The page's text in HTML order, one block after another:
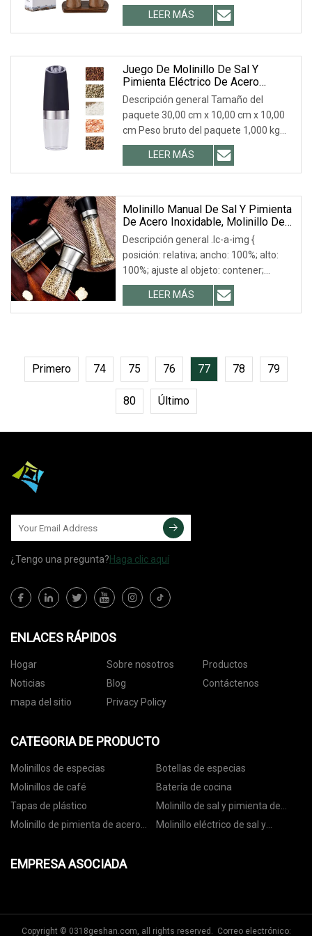
P1: ¿Es usted un comerciante o
fabricante? Somos una fábrica y
empresa comercial. P2: ¿Podemos
productos?
LEER MÁS
Juego De Molinillo De Sal Y
Pimienta Eléctrico De Acero
Inoxidable Con Luz LED,
Automático, De Grosor Ajustable
Por Gravedad.
Descripción general Tamaño del
paquete 30,00 cm x 10,00 cm x 10,00
cm Peso bruto del paquete 1,000 kg
Descripción del producto Categoría del
producto Preguntas frecuentes P: ¿Es
una fábrica o una empresa comercial?
LEER MÁS
Molinillo Manual De Sal Y Pimienta
De Acero Inoxidable, Molinillo De
Especias Con Grosor Ajustable
Para Cocina
Descripción general .lc-a-img {
posición: relativa; ancho: 100%; alto:
100%; ajuste al objeto: contener;
desbordamiento: oculto;}.lc-a-img
.img-content { posición: absoluta;
superior: 0; izquierda: 0; ancho: 100%;
LEER MÁS
Primero 74 75 76 77 78 79
80 Último
¿Tengo una pregunta?Haga clic aquí
ENLACES RÁPIDOS
Hogar Sobre nosotros
Productos
Noticias
Blog
Contáctenos
mapa del sitio
Privacy Policy
CATEGORIA DE PRODUCTO
Molinillos de especias
Botellas de especias
Molinillos de café
Batería de cocina
Tapas de plástico
Molinillo de sal y pimienta de
cerámica
Molinillo de pimienta de acero
Molinillo eléctrico de sal y
EMPRESA ASOCIADA
Copyright © 0318geshan.com, all rights reserved. Correo electrónico: